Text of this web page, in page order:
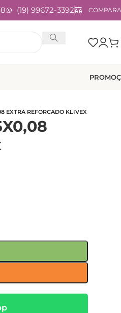
(19) 99672-3392
EXTRA REFORCADO KLIVEX